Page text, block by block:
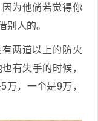
为他倘若觉得你
别人的。
两道以上的防火
有失手的时候，
万，一个是9万，